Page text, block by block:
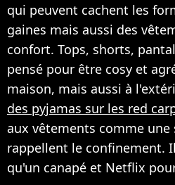
qui peuvent cachent les
gaines mais aussi des
confort. Tops, shorts,
pensé pour être cosy et
maison, mais aussi à
des pyjamas sur les red
aux vêtements comme une
rappellent le confinement.
qu'un canapé et Netflix